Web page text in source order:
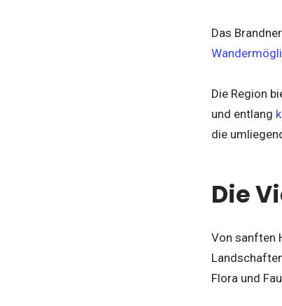
Das
Die Region
und entlang
die
Die
Von sanften
Flora und